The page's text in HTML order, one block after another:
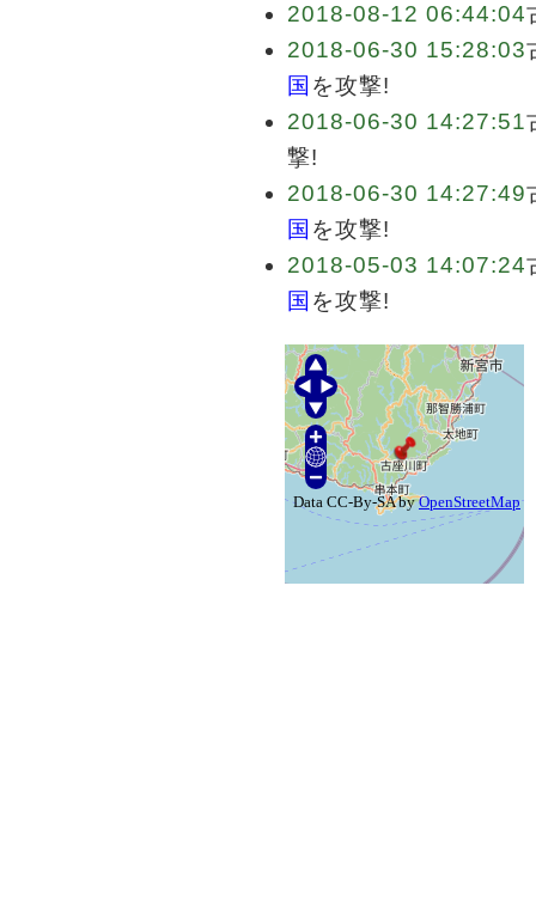
2018-08-12 06:44:04
2018-06-30 15:28:03
国 を攻撃!
2018-06-30 14:27:51
撃!
2018-06-30 14:27:49
国 を攻撃!
2018-05-03 14:07:24
国 を攻撃!